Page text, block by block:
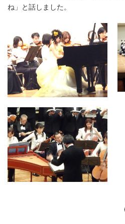
ね」と話しました。